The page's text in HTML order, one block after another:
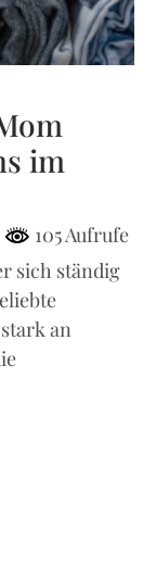
im
105 Aufrufe
sich ständig
an